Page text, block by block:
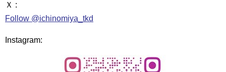
Ｘ :
Follow @ichinomiya_tkd
Instagram: